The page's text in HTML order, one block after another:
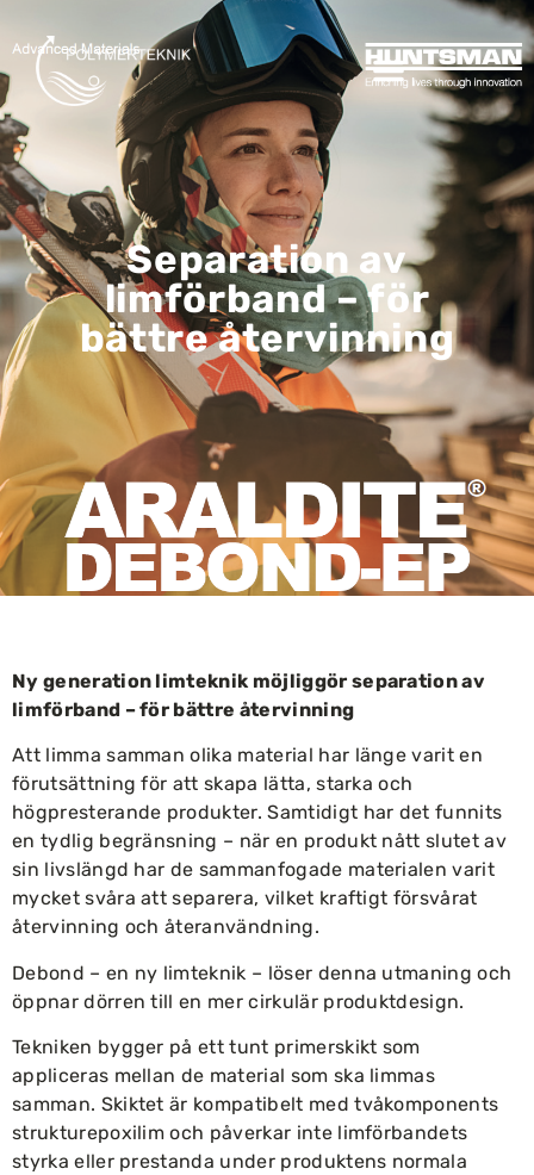
Separation av
limförband – för
bättre återvinning
Ny generation limteknik möjliggör separation av
limförband – för bättre återvinning
Att limma samman olika material har länge varit en
förutsättning för att skapa lätta, starka och
högpresterande produkter. Samtidigt har det funnits
en tydlig begränsning – när en produkt nått slutet av
sin livslängd har de sammanfogade materialen varit
mycket svåra att separera, vilket kraftigt försvårat
återvinning och återanvändning.
Debond – en ny limteknik – löser denna utmaning och
öppnar dörren till en mer cirkulär produktdesign.
Tekniken bygger på ett tunt primerskikt som
appliceras mellan de material som ska limmas
samman. Skiktet är kompatibelt med tvåkomponents
strukturepoxilim och påverkar inte limförbandets
styrka eller prestanda under produktens normala